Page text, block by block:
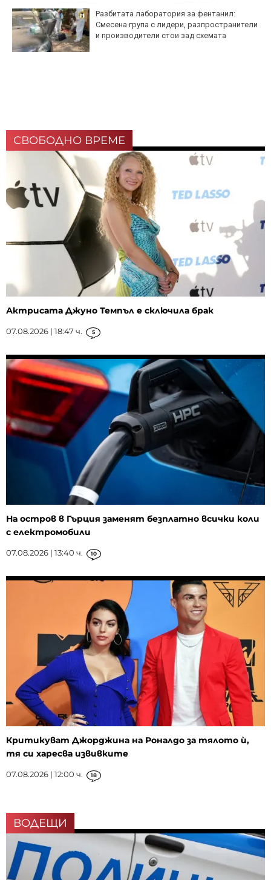
Разбитата лаборатория за фентанил:
Смесена група с лидери, разпространители
и производители стои зад схемата
СВОБОДНО ВРЕМЕ
Актрисата Джуно Темпъл е сключила брак
07.08.2026 | 18:47 ч. 5
На остров в Гърция заменят безплатно всички коли
с електромобили
07.08.2026 | 13:40 ч. 10
Критикуват Джорджина на Роналдо за тялото ѝ,
тя си харесва извивките
07.08.2026 | 12:00 ч. 18
ВОДЕЩИ